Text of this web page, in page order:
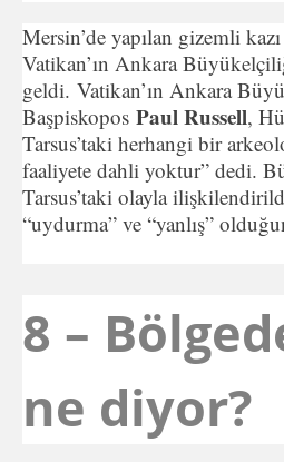
Mersin’de yapılan gizemli
Vatikan’ın Ankara
geldi. Vatikan’ın Ankara
Başpiskopos Paul Russell,
Tarsus’taki herhangi bir
faaliyete dahli yoktur” dedi.
Tarsus’taki olayla
“uydurma” ve “yanlış”
8 –
ne diyor?